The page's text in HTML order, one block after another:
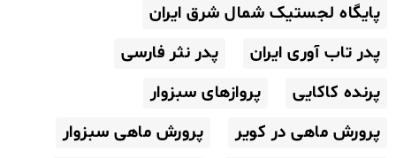
پایگاه لجستیک شمال شرق ایران
پدر تاب آوری ایران
پدر نثر فارسی
پرنده کاکایی
پروازهای سبزوار
پرورش ماهی در کویر
پرورش ماهی سبزوار